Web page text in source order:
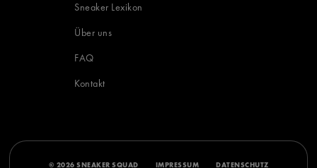
Sneaker Lexikon
Über uns
FAQ
Kontakt
© 2026 SNEAKER SQUAD IMPRESSUM DATENSCHUTZ